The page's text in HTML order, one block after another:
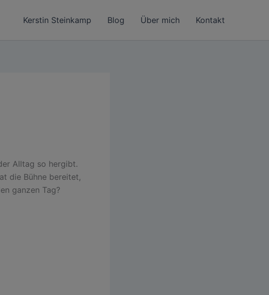
Kerstin Steinkamp Blog Über mich Kontakt
Alltag so hergibt.
die Bühne bereitet,
ganzen Tag?